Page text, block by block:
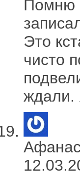
Помню
Это
чисто
ждали.